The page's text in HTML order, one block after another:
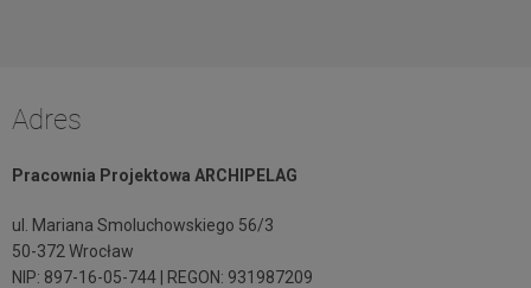
Adres
Pracownia Projektowa ARCHIPELAG
ul. Mariana Smoluchowskiego 56/3
50-372 Wrocław
NIP: 897-16-05-744 | REGON: 931987209